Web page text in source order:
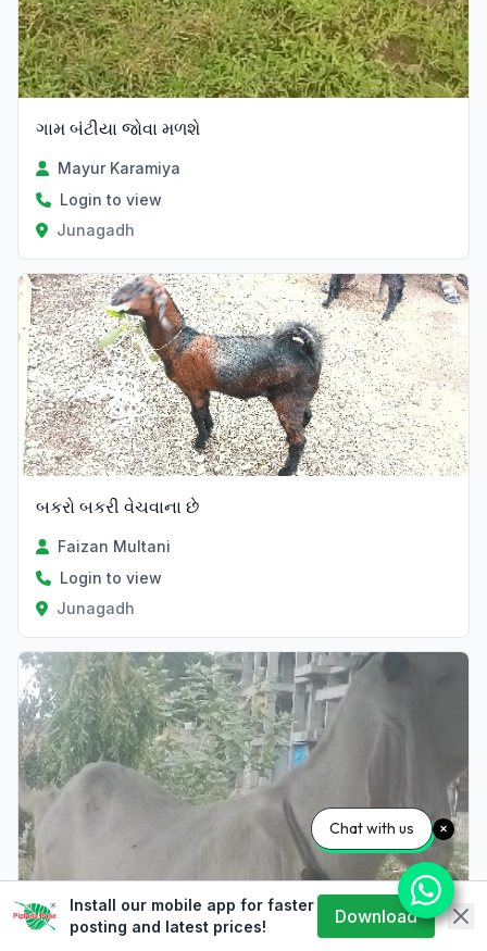
ગામ બંટીયા જોવા મળશે
Mayur Karamiya
Login to view
Junagadh
બકરો બકરી વેચવાના છે
Faizan Multani
Login to view
Junagadh
Install our mobile app for faster
posting and latest prices!
Download
Chat with us